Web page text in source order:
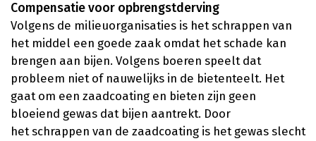
Compensatie voor opbrengstderving
Volgens de milieuorganisaties is het schrappen van
het middel een goede zaak omdat het schade kan
brengen aan bijen. Volgens boeren speelt dat
probleem niet of nauwelijks in de bietenteelt. Het
gaat om een zaadcoating en bieten zijn geen
bloeiend gewas dat bijen aantrekt. Door
het schrappen van de zaadcoating is het gewas slecht